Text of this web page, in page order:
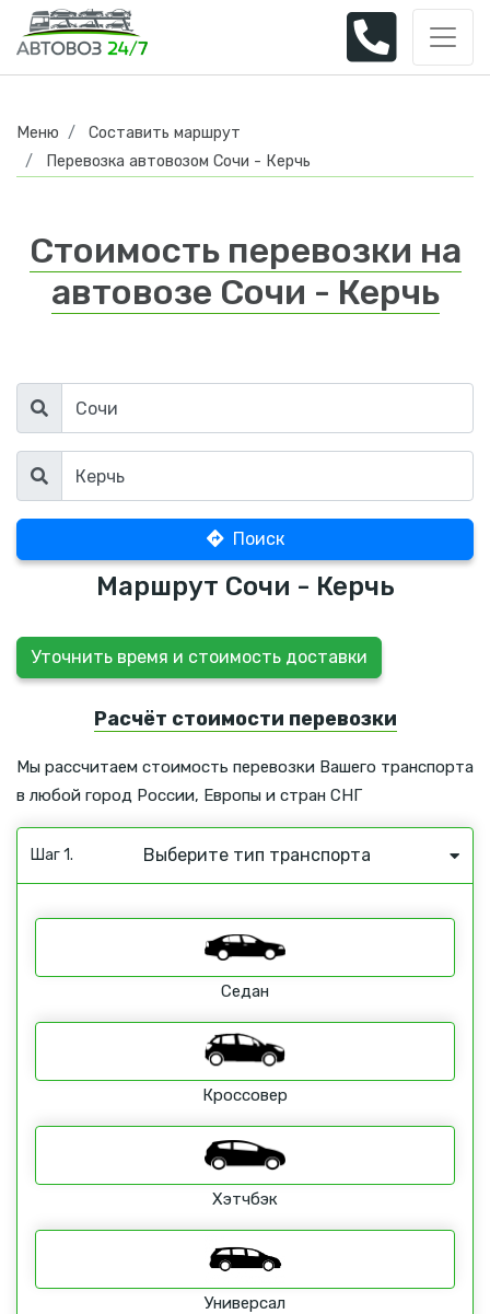
Меню
Составить маршрут
Перевозка автовозом Сочи - Керчь
Стоимость перевозки на
автовозе Сочи - Керчь
Поиск
Маршрут Сочи - Керчь
Уточнить время и стоимость доставки
Расчёт стоимости перевозки
Мы рассчитаем стоимость перевозки Вашего транспорта
в любой город России, Европы и стран СНГ
Шаг 1. Выберите тип транспорта
Седан
Кроссовер
Хэтчбэк
Универсал